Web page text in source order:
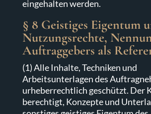
eingehalten werden.
§ 8 Geistiges Eigentum
Nutzungsrechte,
Auftraggebers als
(1) Alle Inhalte, Techniken und
Arbeitsunterlagen des
urheberrechtlich geschützt. Der
berechtigt, Konzepte und